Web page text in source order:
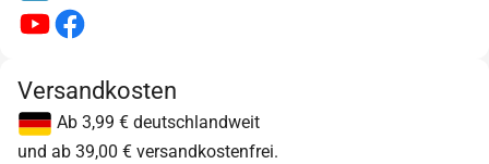
Versandkosten
Ab 3,99 € deutschlandweit
und ab 39,00 € versandkostenfrei.